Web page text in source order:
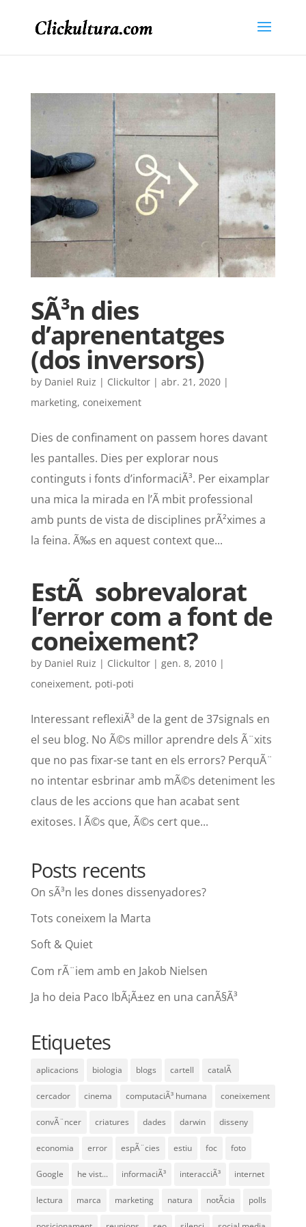
SÃ³n dies
d’aprenentatges
(dos inversors)
by Daniel Ruiz | Clickultor| abr. 21, 2020|
marketing, coneixement
Dies de confinament on passem hores davant
les pantalles. Dies per explorar nous
continguts i fonts d’informaciÃ³. Per eixamplar
una mica la mirada en l’Ã mbit professional
amb punts de vista de disciplines prÃ²ximes a
la feina. Ã‰s en aquest context que...
EstÃ sobrevalorat
l’error com a font de
coneixement?
by Daniel Ruiz | Clickultor| gen. 8, 2010|
coneixement, poti-poti
Interessant reflexiÃ³ de la gent de 37signals en
el seu blog. No Ã©s millor aprendre dels Ã¨xits
que no pas fixar-se tant en els errors? PerquÃ¨
no intentar esbrinar amb mÃ©s deteniment les
claus de les accions que han acabat sent
exitoses. I Ã©s que, Ã©s cert que...
Posts recents
On sÃ³n les dones dissenyadores?
Tots coneixem la Marta
Soft & Quiet
Com rÃ¨iem amb en Jakob Nielsen
Ja ho deia Paco IbÃ¡Ã±ez en una canÃ§Ã³
Etiquetes
aplicacions biologia blogs cartell catalÃ
cercador cinema computaciÃ³ humana coneixement
convÃ¨ncer criatures dades darwin disseny
economia error espÃ¨cies estiu foc foto
Google he vist... informaciÃ³ interacciÃ³ internet
lectura marca marketing natura notÃ­cia polls